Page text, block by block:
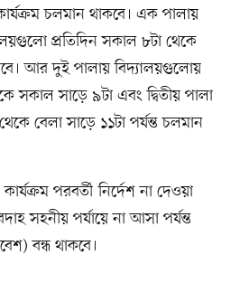
চলমান থাকবে। এক পালায়
প্রতিদিন সকাল ৮টা থেকে
আর দুই পালায় বিদ্যালয়গুলোয়
সকাল সাড়ে ৯টা এবং দ্বিতীয় পালা
বেলা সাড়ে ১১টা পর্যন্ত চলমান
পরবর্তী নির্দেশ না দেওয়া
সহনীয় পর্যায়ে না আসা পর্যন্ত
বন্ধ থাকবে।